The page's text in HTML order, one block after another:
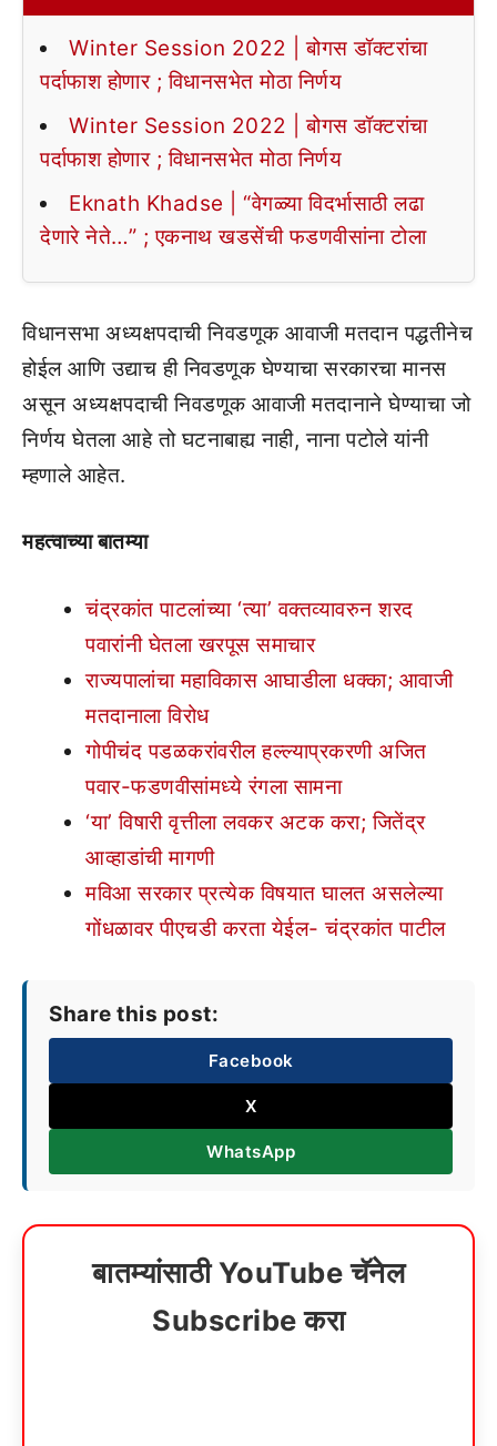
Winter Session 2022 | बोगस डॉक्टरांचा
पर्दाफाश होणार ; विधानसभेत मोठा निर्णय
Winter Session 2022 | बोगस डॉक्टरांचा
पर्दाफाश होणार ; विधानसभेत मोठा निर्णय
Eknath Khadse | “वेगळ्या विदर्भासाठी लढा
देणारे नेते…” ; एकनाथ खडसेंची फडणवीसांना टोला
विधानसभा अध्यक्षपदाची निवडणूक आवाजी मतदान पद्धतीनेच
होईल आणि उद्याच ही निवडणूक घेण्याचा सरकारचा मानस
असून अध्यक्षपदाची निवडणूक आवाजी मतदानाने घेण्याचा जो
निर्णय घेतला आहे तो घटनाबाह्य नाही, नाना पटोले यांनी
म्हणाले आहेत.
महत्वाच्या बातम्या
चंद्रकांत पाटलांच्या ‘त्या’ वक्तव्यावरुन शरद
पवारांनी घेतला खरपूस समाचार
राज्यपालांचा महाविकास आघाडीला धक्का; आवाजी
मतदानाला विरोध
गोपीचंद पडळकरांवरील हल्ल्याप्रकरणी अजित
पवार-फडणवीसांमध्ये रंगला सामना
‘या’ विषारी वृत्तीला लवकर अटक करा; जितेंद्र
आव्हाडांची मागणी
मविआ सरकार प्रत्येक विषयात घालत असलेल्या
गोंधळावर पीएचडी करता येईल- चंद्रकांत पाटील
Share this post:
Facebook
X
WhatsApp
बातम्यांसाठी YouTube चॅनेल
Subscribe करा